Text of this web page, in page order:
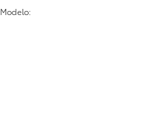
Modelo: